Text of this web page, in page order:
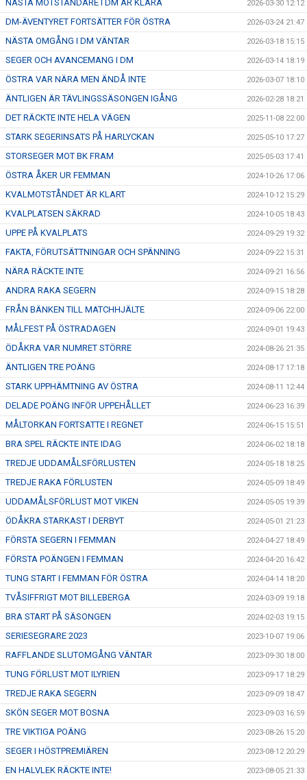
NÄSTA MOTSTÅNDARE I DM ÄR KLARA 2026-03-30 12:12
DM-ÄVENTYRET FORTSÄTTER FÖR ÖSTRA 2026-03-24 21:47
NÄSTA OMGÅNG I DM VÄNTAR 2026-03-18 15:15
SEGER OCH AVANCEMANG I DM 2026-03-14 18:19
ÖSTRA VAR NÄRA MEN ÄNDÅ INTE 2026-03-07 18:10
ÄNTLIGEN ÄR TÄVLINGSSÄSONGEN IGÅNG 2026-02-28 18:21
DET RÄCKTE INTE HELA VÄGEN 2025-11-08 22:00
STARK SEGERINSATS PÅ HARLYCKAN 2025-05-10 17:27
STORSEGER MOT BK FRAM 2025-05-03 17:41
ÖSTRA ÅKER UR FEMMAN 2024-10-26 17:06
KVALMOTSTÅNDET ÄR KLART 2024-10-12 15:29
KVALPLATSEN SÄKRAD 2024-10-05 18:43
UPPE PÅ KVALPLATS 2024-09-29 19:32
FAKTA, FÖRUTSÄTTNINGAR OCH SPÄNNING 2024-09-22 15:31
NÄRA RÄCKTE INTE 2024-09-21 16:56
ANDRA RAKA SEGERN 2024-09-15 18:28
FRÅN BÄNKEN TILL MATCHHJÄLTE 2024-09-06 22:00
MÅLFEST PÅ ÖSTRADAGEN 2024-09-01 19:43
ÖDÅKRA VAR NUMRET STÖRRE 2024-08-26 21:35
ÄNTLIGEN TRE POÄNG 2024-08-17 17:18
STARK UPPHÄMTNING AV ÖSTRA 2024-08-11 12:44
DELADE POÄNG INFÖR UPPEHÅLLET 2024-06-23 16:39
MÅLTORKAN FORTSATTE I REGNET 2024-06-15 15:51
BRA SPEL RÄCKTE INTE IDAG 2024-06-02 18:18
TREDJE UDDAMÅLSFÖRLUSTEN 2024-05-18 18:25
TREDJE RAKA FÖRLUSTEN 2024-05-09 18:49
UDDAMÅLSFÖRLUST MOT VIKEN 2024-05-05 19:39
ÖDÅKRA STARKAST I DERBYT 2024-05-01 21:23
FÖRSTA SEGERN I FEMMAN 2024-04-27 18:49
FÖRSTA POÄNGEN I FEMMAN 2024-04-20 16:42
TUNG START I FEMMAN FÖR ÖSTRA 2024-04-14 18:20
TVÅSIFFRIGT MOT BILLEBERGA 2024-03-09 19:18
BRA START PÅ SÄSONGEN 2024-02-03 19:15
SERIESEGRARE 2023 2023-10-07 19:06
RAFFLANDE SLUTOMGÅNG VÄNTAR 2023-09-30 18:00
TUNG FÖRLUST MOT ILYRIEN 2023-09-17 18:29
TREDJE RAKA SEGERN 2023-09-09 18:47
SKÖN SEGER MOT BOSNA 2023-09-03 16:59
TRE VIKTIGA POÄNG 2023-08-26 15:20
SEGER I HÖSTPREMIÄREN 2023-08-12 20:29
EN HALVLEK RÄCKTE INTE! 2023-08-05 21:33